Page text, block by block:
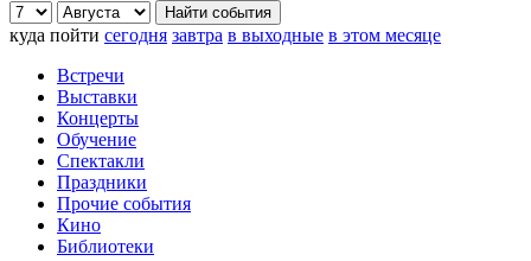
куда пойти сегодня завтра в выходные в этом месяце
Встречи
Выставки
Концерты
Обучение
Спектакли
Праздники
Прочие события
Кино
Библиотеки